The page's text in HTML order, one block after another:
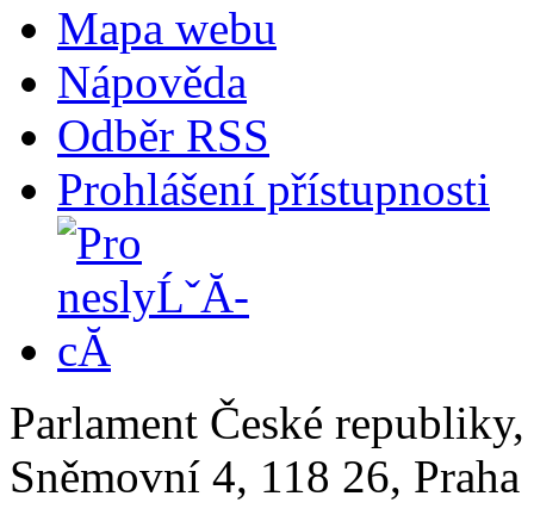
Mapa webu
Nápověda
Odběr RSS
Prohlášení přístupnosti
Parlament České
Sněmovní 4, 118 26,